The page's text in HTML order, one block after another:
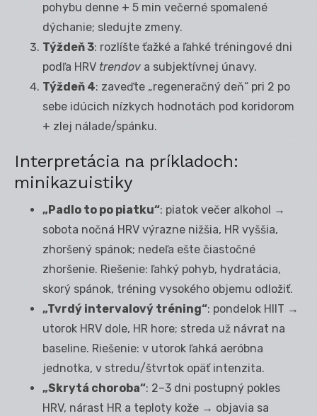
pohybu denne + 5 min večerné spomalené
dýchanie; sledujte zmeny.
Týždeň 3: rozlíšte ťažké a ľahké tréningové dni
podľa HRV trendov a subjektívnej únavy.
Týždeň 4: zaveďte „regeneračný deň“ pri 2 po
sebe idúcich nízkych hodnotách pod koridorom
+ zlej nálade/spánku.
Interpretácia na príkladoch:
minikazuistiky
„Padlo to po piatku“: piatok večer alkohol →
sobota nočná HRV výrazne nižšia, HR vyššia,
zhoršený spánok; nedeľa ešte čiastočné
zhoršenie. Riešenie: ľahký pohyb, hydratácia,
skorý spánok, tréning vysokého objemu odložiť.
„Tvrdý intervalový tréning“: pondelok HIIT →
utorok HRV dole, HR hore; streda už návrat na
baseline. Riešenie: v utorok ľahká aeróbna
jednotka, v stredu/štvrtok opäť intenzita.
„Skrytá choroba“: 2–3 dni postupný pokles
HRV, nárast HR a teploty kože → objavia sa